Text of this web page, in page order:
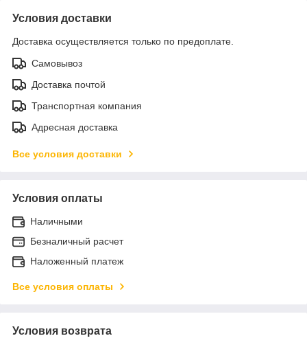
Условия доставки
Доставка осуществляется только по предоплате.
Самовывоз
Доставка почтой
Транспортная компания
Адресная доставка
Все условия доставки
Условия оплаты
Наличными
Безналичный расчет
Наложенный платеж
Все условия оплаты
Условия возврата